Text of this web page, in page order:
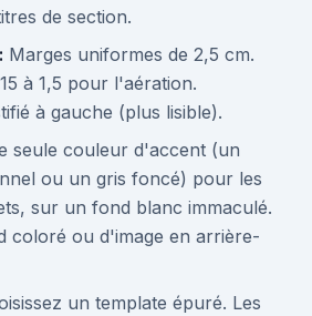
de section.
Marges uniformes de 2,5 cm.
à 1,5 pour l'aération.
à gauche (plus lisible).
seule couleur d'accent (un
ou un gris foncé) pour les
sur un fond blanc immaculé.
coloré ou d'image en arrière-
un template épuré. Les